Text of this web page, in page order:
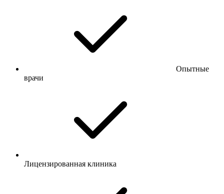
Опытные
врачи
Лицензированная клиника